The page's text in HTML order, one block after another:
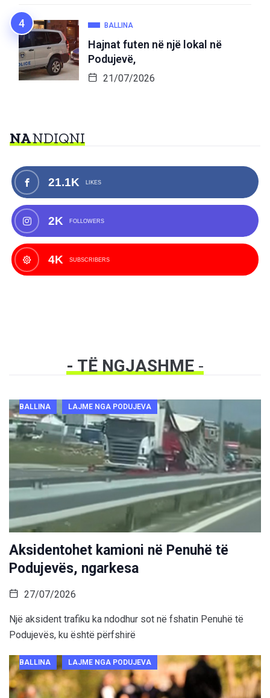
BALLINA
Hajnat futen në një lokal në
Podujevë,
21/07/2026
NANDIQNI
21.1K LIKES
2K FOLLOWERS
4K SUBSCRIBERS
- TË NGJASHME-
BALLINA LAJME NGA PODUJEVA
Aksidentohet kamioni në Penuhë të
Podujevës, ngarkesa
27/07/2026
Një aksident trafiku ka ndodhur sot në fshatin Penuhë të
Podujevës, ku është përfshirë
BALLINA LAJME NGA PODUJEVA